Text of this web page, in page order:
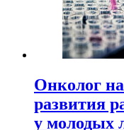
Онколог
развития
у молодых